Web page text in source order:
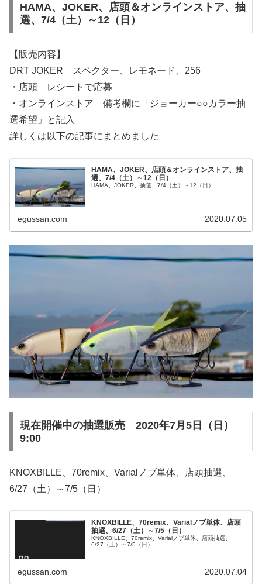
HAMA、JOKER、店頭＆オンラインストア、抽
選、7/4（土）～12（日）
【販売内容】
DRT JOKER スペクター、レモネード、256
・店頭 レシートで応募
・オンラインストア 備考欄に「ジョーカー○○カラー抽
選希望」と記入
詳しくは以下の記事にまとめました
HAMA、JOKER、店頭＆オンラインストア、抽
選、7/4（土）～12（日）
HAMA、JOKER、抽選、7/4（土）～12（日）
egussan.com 2020.07.05
現在開催中の抽選販売 2020年7月5日（日）
9:00
KNOXBILLE、70remix、Varialノブ単体、店頭抽選、
6/27（土）～7/5（日）
KNOXBILLE、70remix、Varialノブ単体、店頭
抽選、6/27（土）～7/5（日）
KNOXBILLE、70remix、Varialノブ単体、店頭抽選、
6/27（土）～7/5（日）
egussan.com 2020.07.04